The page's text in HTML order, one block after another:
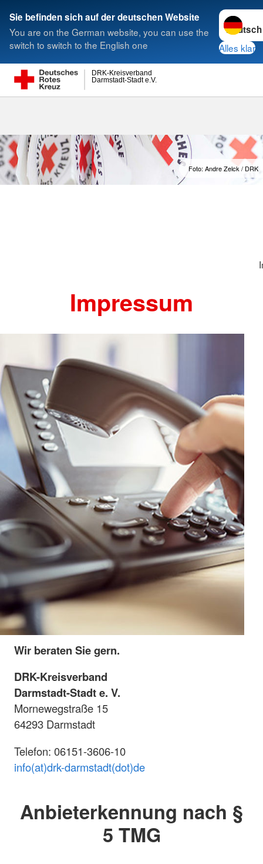
Sie befinden sich auf der deutschen Website
You are on the German website, you can use the
switch to switch to the English one
Sprache
Alles klar
Darmstadt-Stadt e.V.
DRK-Kreisverband
Suche
Foto: Andre Zelck / DRK
Impressum
Wir beraten Sie gern.
DRK-Kreisverband
Darmstadt-Stadt e. V.
Mornewegstraße 15
64293 Darmstadt
Telefon: 06151-3606-10
info(at)drk-darmstadt(dot)de
Anbieterkennung nach §
5 TMG